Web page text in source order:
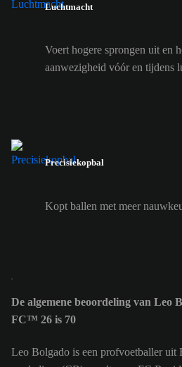
Luchtmacht
Voert hogere sprongen uit en
aanwezigheid vóór en tijdens
Precisiekopbal
Kopt ballen met meer
De algemene beoordeling van Leo
FC™ 26 is 70
Leo Bolgado is een profvoetballer uit